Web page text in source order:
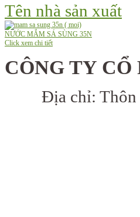
Tên nhà sản xuất
NƯỚC MẮM SÁ SÙNG 35N
Click xem chi tiết
CÔNG TY
Địa chỉ: